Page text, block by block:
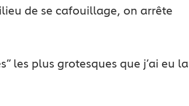
de se cafouillage, on arrête
les plus grotesques que j’ai eu la